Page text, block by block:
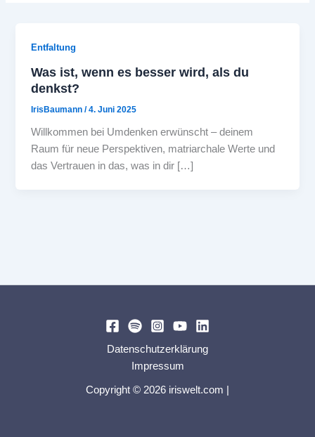
Entfaltung
Was ist, wenn es besser wird, als du
denkst?
IrisBaumann/4. Juni 2025
Willkommen bei Umdenken erwünscht – deinem
Raum für neue Perspektiven, matriarchale Werte und
das Vertrauen in das, was in dir […]
Datenschutzerklärung
Impressum
Copyright © 2026 iriswelt.com |